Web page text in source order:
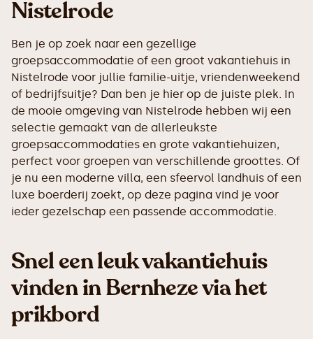
Nistelrode
Ben je op zoek naar een gezellige
groepsaccommodatie of een groot vakantiehuis in
Nistelrode voor jullie familie-uitje, vriendenweekend
of bedrijfsuitje? Dan ben je hier op de juiste plek. In
de mooie omgeving van Nistelrode hebben wij een
selectie gemaakt van de allerleukste
groepsaccommodaties en grote vakantiehuizen,
perfect voor groepen van verschillende groottes. Of
je nu een moderne villa, een sfeervol landhuis of een
luxe boerderij zoekt, op deze pagina vind je voor
ieder gezelschap een passende accommodatie.
Snel een leuk vakantiehuis
vinden in Bernheze via het
prikbord